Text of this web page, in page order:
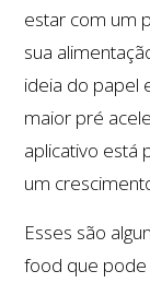
estar com um
sua
ideia do papel
maior pré
aplicativo está
um
Esses são
food que pode